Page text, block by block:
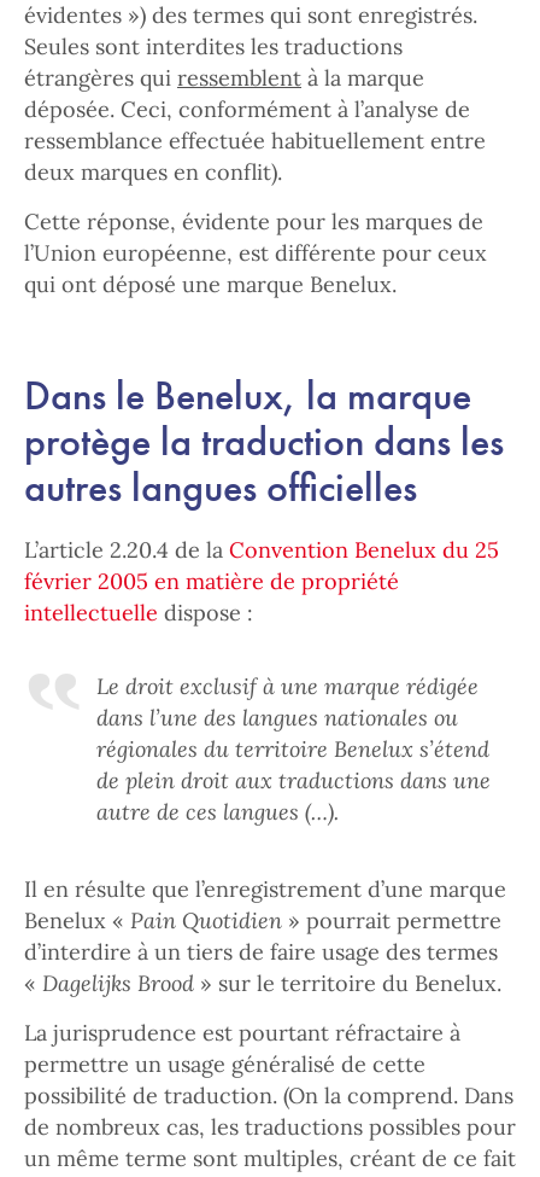
évidentes ») des termes qui sont enregistrés.
Seules sont interdites les traductions
étrangères qui ressemblent à la marque
déposée. Ceci, conformément à l’analyse de
ressemblance effectuée habituellement entre
deux marques en conflit).
Cette réponse, évidente pour les marques de
l’Union européenne, est différente pour ceux
qui ont déposé une marque Benelux.
Dans le Benelux, la marque
protège la traduction dans les
autres langues officielles
L’article 2.20.4 de la Convention Benelux du 25
février 2005 en matière de propriété
intellectuelle dispose :
Le droit exclusif à une marque rédigée
dans l’une des langues nationales ou
régionales du territoire Benelux s’étend
de plein droit aux traductions dans une
autre de ces langues (…).
Il en résulte que l’enregistrement d’une marque
Benelux « Pain Quotidien » pourrait permettre
d’interdire à un tiers de faire usage des termes
« Dagelijks Brood » sur le territoire du Benelux.
La jurisprudence est pourtant réfractaire à
permettre un usage généralisé de cette
possibilité de traduction. (On la comprend. Dans
de nombreux cas, les traductions possibles pour
un même terme sont multiples, créant de ce fait